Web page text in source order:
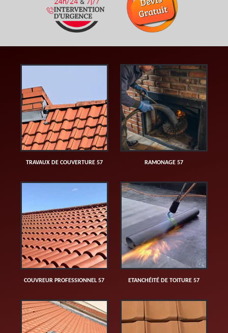
TRAVAUX DE COUVERTURE 57 RAMONAGE 57
COUVREUR PROFESSIONNEL 57 ETANCHÉITÉ DE TOITURE 57